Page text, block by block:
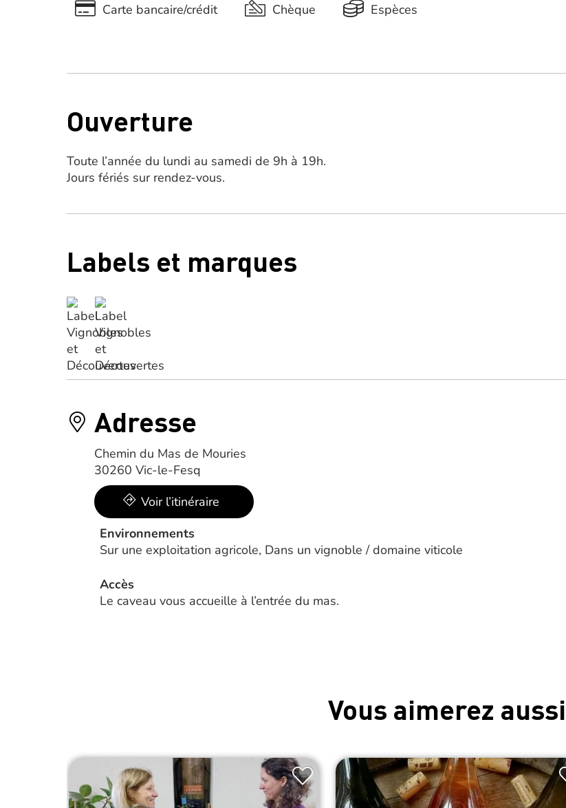
Carte bancaire/crédit Chèque Espèces
Ouverture
Toute l’année du lundi au samedi de 9h à 19h.
Jours fériés sur rendez-vous.
Labels et marques
Adresse
Chemin du Mas de Mouries
30260 Vic-le-Fesq
Voir l’itinéraire
Environnements
Sur une exploitation agricole, Dans un vignoble / domaine viticole
Accès
Le caveau vous accueille à l’entrée du mas.
Vous aimerez